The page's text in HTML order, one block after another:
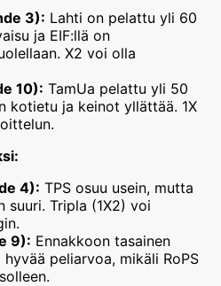
3): Lahti on pelattu yli 60
ja EIF:llä on
X2 voi olla
10): TamUa pelattu yli 50
kotietu ja keinot yllättää. 1X
4): TPS osuu usein, mutta
suuri. Tripla (1X2) voi
9): Ennakkoon tasainen
peliarvoa, mikäli RoPS